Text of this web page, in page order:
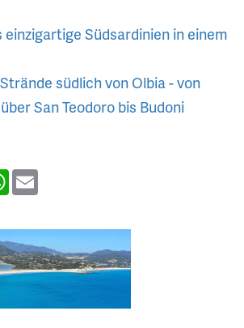
einzigartige Südsardinien in einem
südlich von Olbia - von
San Teodoro bis Budoni
WhatsApp